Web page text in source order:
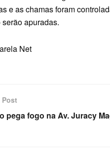
e as chamas foram
apuradas.
Net
Post
pega fogo na Av. Juracy